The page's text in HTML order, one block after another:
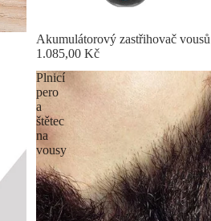
Akumulátorový zastřihovač vousů
1.085,00 Kč
Plnicí
pero
a
štětec
na
vousy